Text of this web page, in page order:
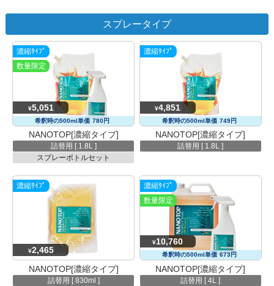
スプレータイプ
NANOTOP[濃縮タイプ]
詰替用 [ 1.8L ]
スプレーボトルセット
濃縮ﾀｲﾌﾟ
数量限定
希釈時の500ml単価 780円
¥5,051
NANOTOP[濃縮タイプ]
詰替用 [ 1.8L ]
濃縮ﾀｲﾌﾟ
希釈時の500ml単価 749円
¥4,851
NANOTOP[濃縮タイプ]
詰替用 [ 830ml ]
濃縮ﾀｲﾌﾟ
¥2,465
NANOTOP[濃縮タイプ]
詰替用 [ 4L ]
濃縮ﾀｲﾌﾟ
数量限定
希釈時の500ml単価 673円
¥10,760